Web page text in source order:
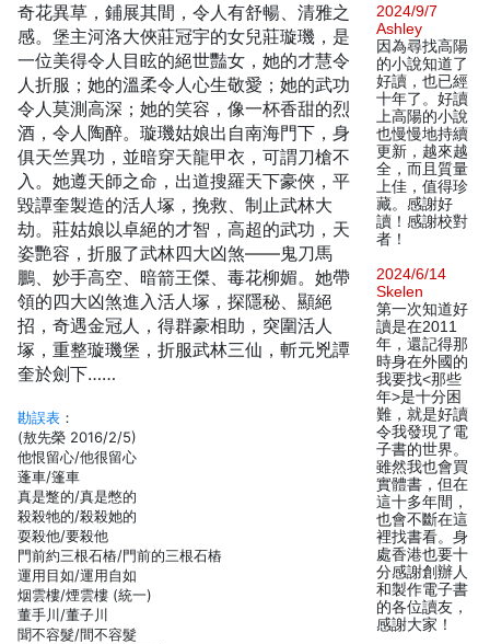
奇花異草，鋪展其間，令人有舒暢、清雅之
感。堡主河洛大俠莊冠宇的女兒莊璇璣，是
一位美得令人目眩的絕世豔女，她的才慧令
人折服；她的溫柔令人心生敬愛；她的武功
令人莫測高深；她的笑容，像一杯香甜的烈
酒，令人陶醉。璇璣姑娘出自南海門下，身
俱天竺異功，並暗穿天龍甲衣，可謂刀槍不
入。她遵天師之命，出道搜羅天下豪俠，平
毀譚奎製造的活人塚，挽救、制止武林大
劫。莊姑娘以卓絕的才智，高超的武功，天
姿艷容，折服了武林四大凶煞——鬼刀馬
鵬、妙手高空、暗箭王傑、毒花柳媚。她帶
領的四大凶煞進入活人塚，探隱秘、顯絕
招，奇遇金冠人，得群豪相助，突圍活人
塚，重整璇璣堡，折服武林三仙，斬元兇譚
奎於劍下……
勘誤表 ：
(敖先榮 2016/2/5)
他恨留心/他很留心
蓬車/篷車
真是蹩的/真是憋的
殺殺牠的/殺殺她的
耍殺他/要殺他
門前約三根石樁/門前的三根石樁
運用目如/運用自如
烟雲樓/煙雲樓 (統一)
董手川/董子川
聞不容髮/間不容髮
2024/9/7
Ashley
因為尋找高陽
的小說知道了
好讀，也已經
十年了。好讀
上高陽的小說
也慢慢地持續
更新，越來越
全，而且質量
上佳，值得珍
藏。感謝好
讀！感謝校對
者！
2024/6/14
Skelen
第一次知道好
讀是在2011
年，還記得那
時身在外國的
我要找<那些
年>是十分困
難，就是好讀
令我發現了電
子書的世界。
雖然我也會買
實體書，但在
這十多年間，
也會不斷在這
裡找書看。身
處香港也要十
分感謝創辦人
和製作電子書
的各位讀友，
感謝大家！